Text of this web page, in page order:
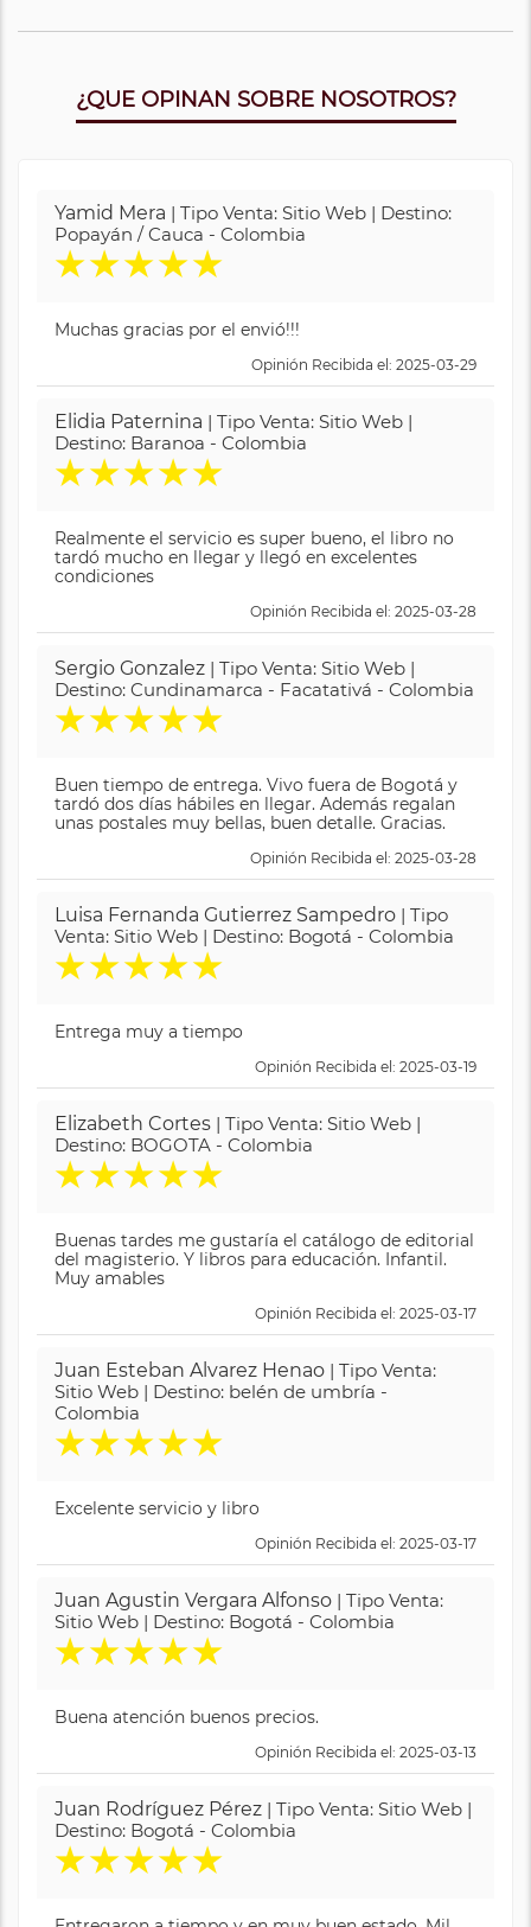
¿QUE OPINAN SOBRE NOSOTROS?
Yamid Mera | Tipo Venta: Sitio Web | Destino:
Popayán / Cauca - Colombia
★★★★★
Muchas gracias por el envió!!!
Opinión Recibida el: 2025-03-29
Elidia Paternina | Tipo Venta: Sitio Web |
Destino: Baranoa - Colombia
★★★★★
Realmente el servicio es super bueno, el libro no
tardó mucho en llegar y llegó en excelentes
condiciones
Opinión Recibida el: 2025-03-28
Sergio Gonzalez | Tipo Venta: Sitio Web |
Destino: Cundinamarca - Facatativá - Colombia
★★★★★
Buen tiempo de entrega. Vivo fuera de Bogotá y
tardó dos días hábiles en llegar. Además regalan
unas postales muy bellas, buen detalle. Gracias.
Opinión Recibida el: 2025-03-28
Luisa Fernanda Gutierrez Sampedro | Tipo
Venta: Sitio Web | Destino: Bogotá - Colombia
★★★★★
Entrega muy a tiempo
Opinión Recibida el: 2025-03-19
Elizabeth Cortes | Tipo Venta: Sitio Web |
Destino: BOGOTA - Colombia
★★★★★
Buenas tardes me gustaría el catálogo de editorial
del magisterio. Y libros para educación. Infantil.
Muy amables
Opinión Recibida el: 2025-03-17
Juan Esteban Alvarez Henao | Tipo Venta:
Sitio Web | Destino: belén de umbría -
Colombia
★★★★★
Excelente servicio y libro
Opinión Recibida el: 2025-03-17
Juan Agustin Vergara Alfonso | Tipo Venta:
Sitio Web | Destino: Bogotá - Colombia
★★★★★
Buena atención buenos precios.
Opinión Recibida el: 2025-03-13
Juan Rodríguez Pérez | Tipo Venta: Sitio Web |
Destino: Bogotá - Colombia
★★★★★